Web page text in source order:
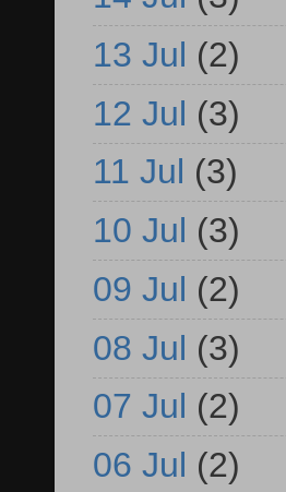
13 Jul (2)
12 Jul (3)
11 Jul (3)
10 Jul (3)
09 Jul (2)
08 Jul (3)
07 Jul (2)
06 Jul (2)